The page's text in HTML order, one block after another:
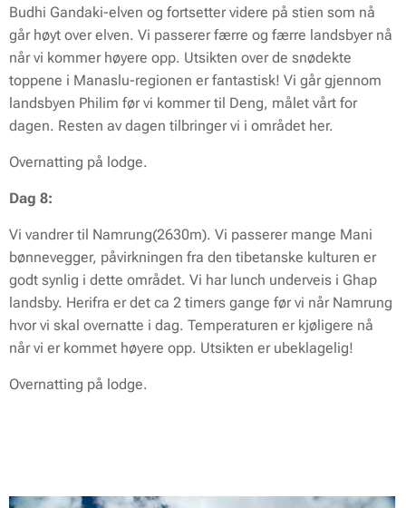
Budhi Gandaki-elven og fortsetter videre på stien som nå
går høyt over elven. Vi passerer færre og færre landsbyer nå
når vi kommer høyere opp. Utsikten over de snødekte
toppene i Manaslu-regionen er fantastisk! Vi går gjennom
landsbyen Philim før vi kommer til Deng, målet vårt for
dagen. Resten av dagen tilbringer vi i området her.
Overnatting på lodge.
Dag 8:
Vi vandrer til Namrung(2630m). Vi passerer mange Mani
bønnevegger, påvirkningen fra den tibetanske kulturen er
godt synlig i dette området. Vi har lunch underveis i Ghap
landsby. Herifra er det ca 2 timers gange før vi når Namrung
hvor vi skal overnatte i dag. Temperaturen er kjøligere nå
når vi er kommet høyere opp. Utsikten er ubeklagelig!
Overnatting på lodge.